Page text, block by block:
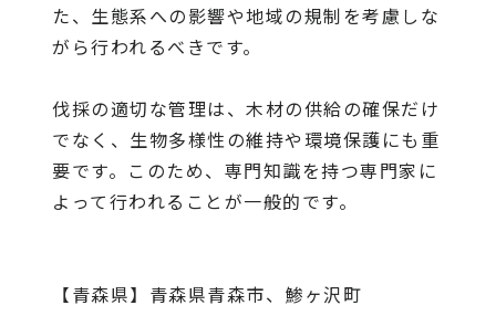
た、生態系への影響や地域の規制を考慮しな
がら行われるべきです。
伐採の適切な管理は、木材の供給の確保だけ
でなく、生物多様性の維持や環境保護にも重
要です。このため、専門知識を持つ専門家に
よって行われることが一般的です。
【青森県】青森県青森市、鯵ヶ沢町